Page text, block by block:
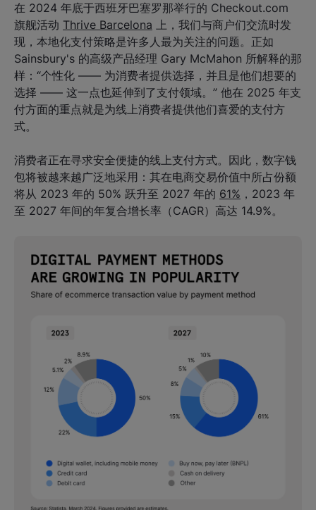
在 2024 年底于西班牙巴塞罗那举行的 Checkout.com
旗舰活动 Thrive Barcelona 上，我们与商户们交流时发
现，本地化支付策略是许多人最为关注的问题。正如
Sainsbury's 的高级产品经理 Gary McMahon 所解释的那
样：“个性化 —— 为消费者提供选择，并且是他们想要的
选择 —— 这一点也延伸到了支付领域。” 他在 2025 年支
付方面的重点就是为线上消费者提供他们喜爱的支付方
式。
消费者正在寻求安全便捷的线上支付方式。因此，数字钱
包将被越来越广泛地采用：其在电商交易价值中所占份额
将从 2023 年的 50% 跃升至 2027 年的 61% ，2023 年
至 2027 年间的年复合增长率（CAGR）高达 14.9%。